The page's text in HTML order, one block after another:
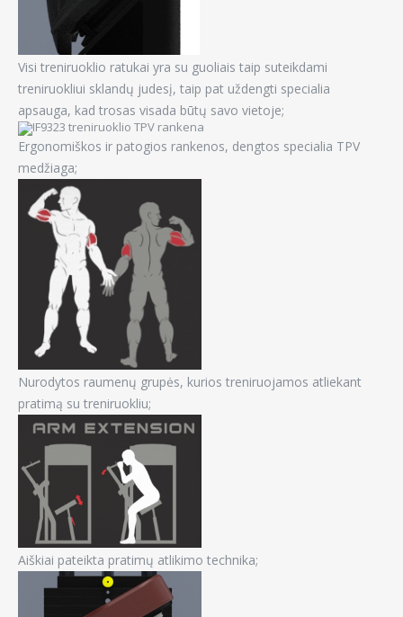
Visi treniruoklio ratukai yra su guoliais taip suteikdami
treniruokliui sklandų judesį, taip pat uždengti specialia
apsauga, kad trosas visada būtų savo vietoje;
Ergonomiškos ir patogios rankenos, dengtos specialia TPV
medžiaga;
Nurodytos raumenų grupės, kurios treniruojamos atliekant
pratimą su treniruokliu;
Aiškiai pateikta pratimų atlikimo technika;